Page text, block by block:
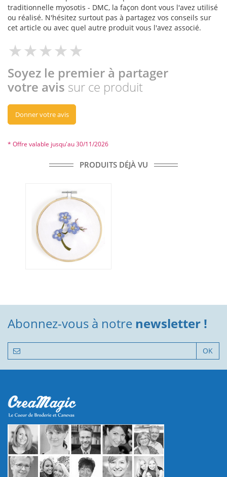
traditionnelle myosotis - DMC, la façon dont vous l'avez utilisé
ou réalisé. N'hésitez surtout pas à partagez vos conseils sur
cet article ou avec quel autre produit vous l'avez associé.
Soyez le premier à partager
votre avis sur ce produit
Donner votre avis
* Offre valable jusqu'au 30/11/2026
PRODUITS DÉJÀ VU
Abonnez-vous à notre newsletter !
OK